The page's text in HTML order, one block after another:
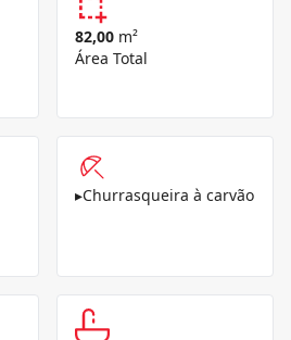
82,00 m²
Área Total
▸Churrasqueira à carvão